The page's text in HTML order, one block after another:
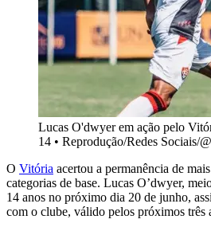
Lucas O'dwyer em ação pelo
14 • Reprodução/Redes Sociais/
O Vitória acertou a permanência de
categorias de base. Lucas O’dwyer,
14 anos no próximo dia 20 de junho,
com o clube, válido pelos próximos três